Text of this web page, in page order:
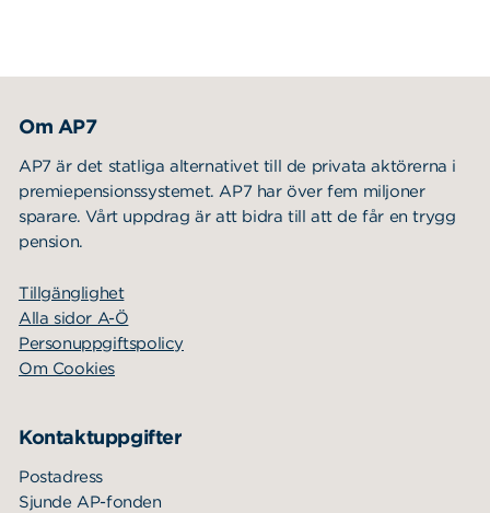
Om AP7
AP7 är det statliga alternativet till de privata aktörerna i
premiepensionssystemet. AP7 har över fem miljoner
sparare. Vårt uppdrag är att bidra till att de får en trygg
pension.
Tillgänglighet
Alla sidor A-Ö
Personuppgiftspolicy
Om Cookies
Kontaktuppgifter
Postadress
Sjunde AP-fonden